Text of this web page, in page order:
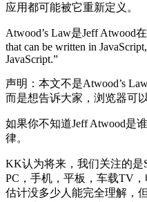
应用都可能被它重新定义。
Atwood’s Law是Jeff Atwood
that can be written in
JavaScript.”
声明：本文不是Atwood’s
而是想告诉大家，浏览器可
如果你不知道Jeff Atwood是
律。
KK认为将来，我们关注的是
PC，手机，平板，车载TV，
估计没多少人能完全理解，